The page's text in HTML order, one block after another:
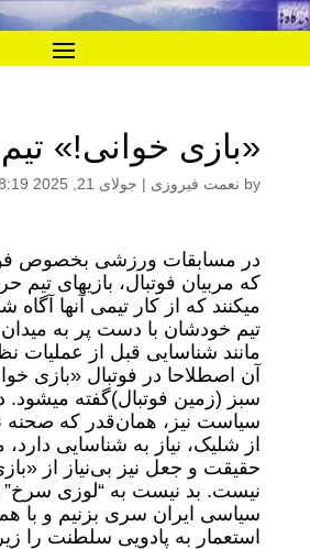
«بازی خوانی!» تیم
by نعمت فیروزی | جولای 21, 2025 8:19 ب.ظ
در مسابقات ورزشی بخصوص
که مربیان فوتبال، بازیهای تیم
میکنند که از کار تیمی آنها آگاه
تیم خودشان با دست پر به میدان
مانند شناسایی قبل از عملیات
آن اصطلاحا در فوتبال «بازی
سبز (زمین فوتبال)گفته میشود.
سیاست نیز، همان‌قدر که صحنه
از شلیک، نیاز به شناسایی دارد،
حقیقت و جعل نیز بی‌نیاز از
نیست. بد نیست به “لوزی سرخ”
سیاسی ایران سری بزنیم و با
استعمار به پادویی سلطنت را